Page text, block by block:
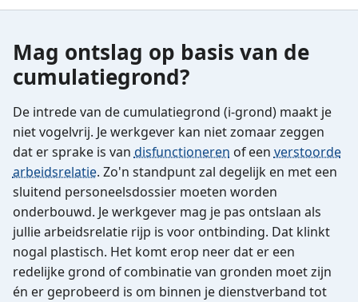
Mag ontslag op basis van de
cumulatiegrond?
De intrede van de cumulatiegrond (i-grond) maakt je
niet vogelvrij. Je werkgever kan niet zomaar zeggen
dat er sprake is van disfunctioneren of een verstoorde
arbeidsrelatie. Zo'n standpunt zal degelijk en met een
sluitend personeelsdossier moeten worden
onderbouwd. Je werkgever mag je pas ontslaan als
jullie arbeidsrelatie rijp is voor ontbinding. Dat klinkt
nogal plastisch. Het komt erop neer dat er een
redelijke grond of combinatie van gronden moet zijn
én er geprobeerd is om binnen je dienstverband tot